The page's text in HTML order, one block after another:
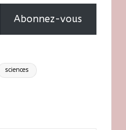
Abonnez-vous
sciences